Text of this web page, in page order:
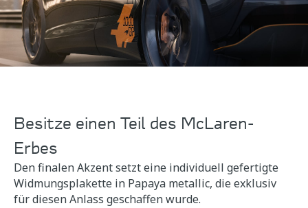
Besitze einen Teil des McLaren-
Erbes
Den finalen Akzent setzt eine individuell gefertigte
Widmungsplakette in Papaya metallic, die exklusiv
für diesen Anlass geschaffen wurde.